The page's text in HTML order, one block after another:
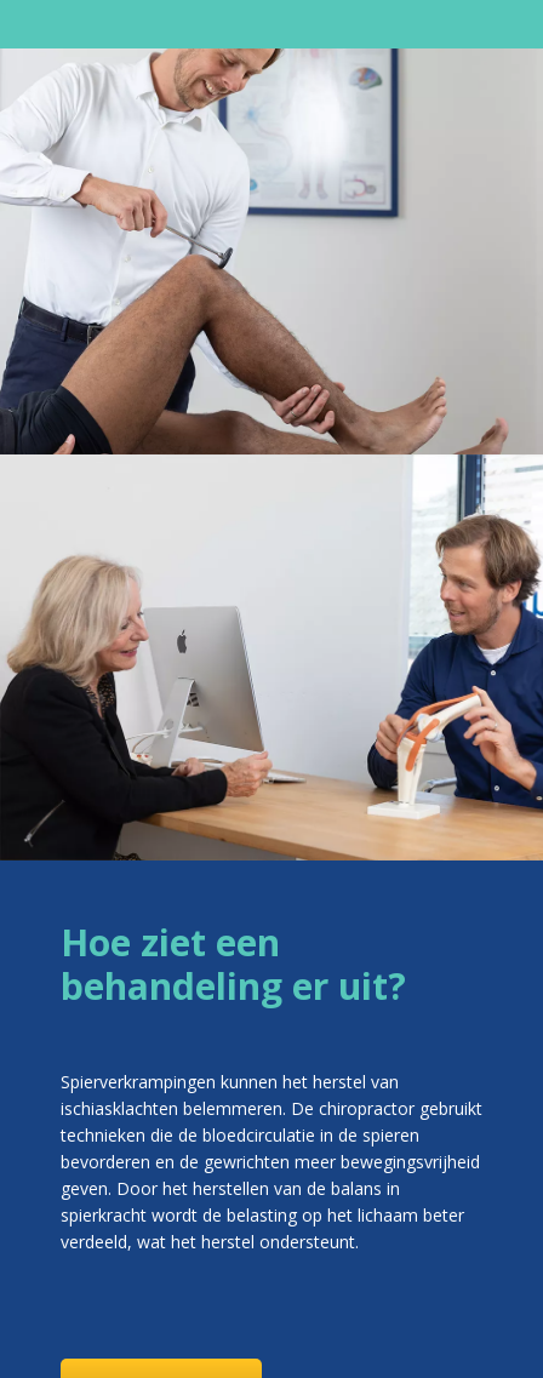
Hoe ziet een
behandeling er uit?
Spierverkrampingen kunnen het herstel van
ischiasklachten belemmeren. De chiropractor gebruikt
technieken die de bloedcirculatie in de spieren
bevorderen en de gewrichten meer bewegingsvrijheid
geven. Door het herstellen van de balans in
spierkracht wordt de belasting op het lichaam beter
verdeeld, wat het herstel ondersteunt.